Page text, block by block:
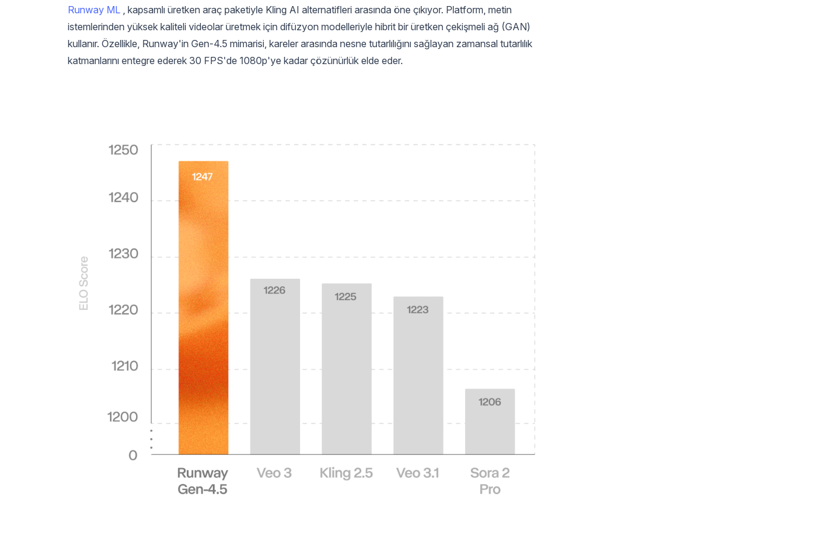
Runway ML , kapsamlı üretken araç paketiyle Kling AI alternatifleri arasında öne çıkıyor. Platform, metin
istemlerinden yüksek kaliteli videolar üretmek için difüzyon modelleriyle hibrit bir üretken çekişmeli ağ (GAN)
kullanır. Özellikle, Runway'in Gen-4.5 mimarisi, kareler arasında nesne tutarlılığını sağlayan zamansal tutarlılık
katmanlarını entegre ederek 30 FPS'de 1080p'ye kadar çözünürlük elde eder.